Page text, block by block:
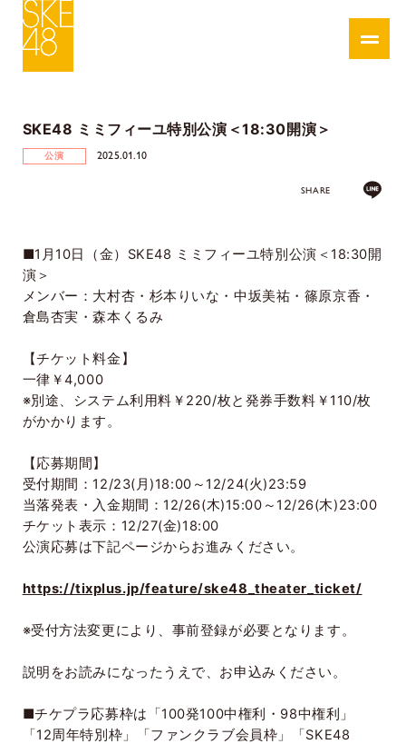
SKE48 ミミフィーユ特別公演＜18:30開演＞
公演 2025.01.10
SHARE
■1 月 10日（金） SKE48 ミミフィーユ特別公演＜ 18:30開
演＞
メンバー：大村杏・杉本りいな・中坂美祐・篠原京香・
倉島杏実・森本くるみ
【チケット料金】
一律￥4,000
※別途、システム利用料￥ 220/枚と発券手数料￥ 110/枚
がかかります。
【応募期間】
受付期間： 12/23(月 )18:00 ～ 12/24(火)23:59
当落発表・入金期間： 12/26(木)15:00 ～ 12/26(木)23:00
チケット表示： 12/27(金)18:00
公演応募は下記ページからお進みください。
https://tixplus.jp/feature/ske48_theater_ticket/
※受付方法変更により、事前登録が必要となります。
説明をお読みになったうえで、お申込みください。
■チケプラ応募枠は「100発100中権利・ 98中権利」
「12周年特別枠」「ファンクラブ会員枠」「SKE48